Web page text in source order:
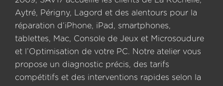
Aytré, Périgny, Lagord et des alentours pour la
réparation d’iPhone, iPad, smartphones,
tablettes, Mac, Console de Jeux et Microsoudure
et l’Optimisation de votre PC. Notre atelier vous
propose un diagnostic précis, des tarifs
compétitifs et des interventions rapides selon la